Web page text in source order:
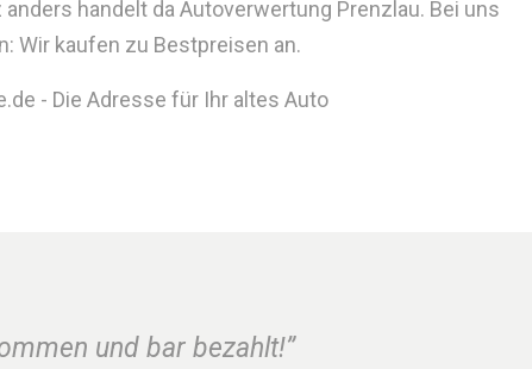
handelt da Autoverwertung Prenzlau. Bei uns
Wir kaufen zu Bestpreisen an.
- Die Adresse für Ihr altes Auto
und bar bezahlt!”